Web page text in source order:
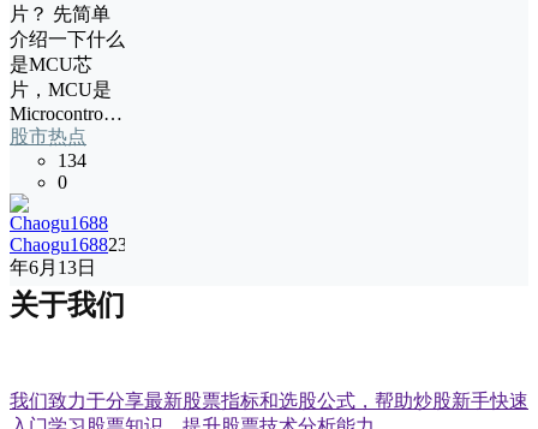
片？ 先简单
介绍一下什么
是MCU芯
片，MCU是
Microcontro…
股市热点
134
0
Chaogu168823
年6月13日
关于我们
我们致力于分享最新股票指标和选股公式，帮助炒股新手快速